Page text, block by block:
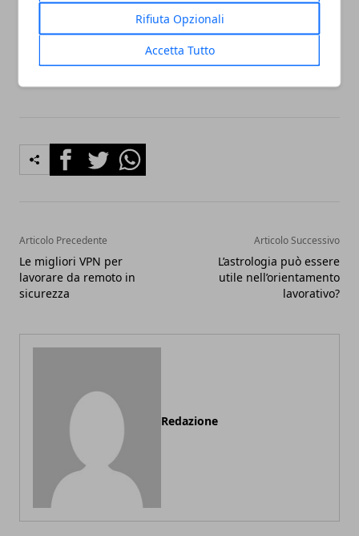
Rifiuta Opzionali
Accetta Tutto
buona campagna risulterà moltiplicato come
guadagno in un prossimo futuro.
FacebookTwitterWhatsapp
Articolo Precedente
Le migliori VPN per
lavorare da remoto in
sicurezza
Articolo Successivo
L’astrologia può essere
utile nell’orientamento
lavorativo?
Redazione